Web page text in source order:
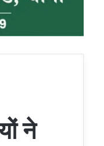
ने